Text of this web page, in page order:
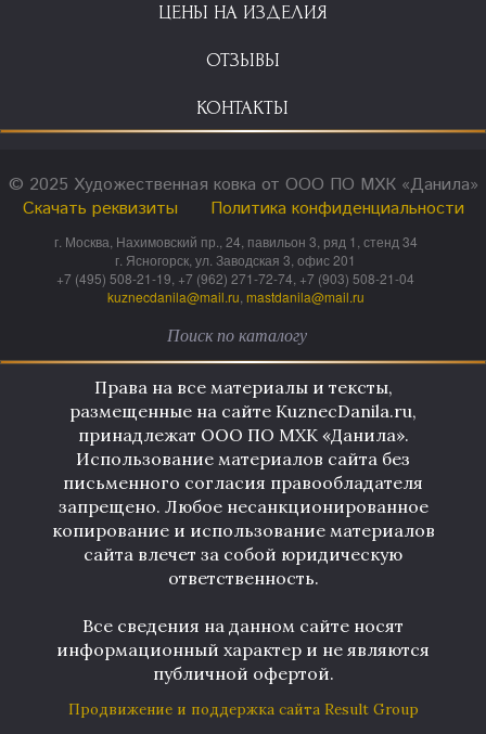
ЦЕНЫ НА ИЗДЕЛИЯ
ОТЗЫВЫ
КОНТАКТЫ
© 2025 Художественная ковка от ООО ПО МХК «Данила»
Скачать реквизиты
Политика конфиденциальности
г. Москва, Нахимовский пр., 24, павильон 3, ряд 1, стенд 34
г. Ясногорск, ул. Заводская 3, офис 201
+7 (495) 508-21-19, +7 (962) 271-72-74, +7 (903) 508-21-04
kuznecdanila@mail.ru mastdanila@mail.ru
Права на все материалы и тексты,
размещенные на сайте KuznecDanila.ru,
принадлежат ООО ПО МХК «Данила».
Использование материалов сайта без
письменного согласия правообладателя
запрещено. Любое несанкционированное
копирование и использование материалов
сайта влечет за собой юридическую
ответственность.
Все сведения на данном сайте носят
информационный характер и не являются
публичной офертой.
Продвижение и поддержка сайта Result Group